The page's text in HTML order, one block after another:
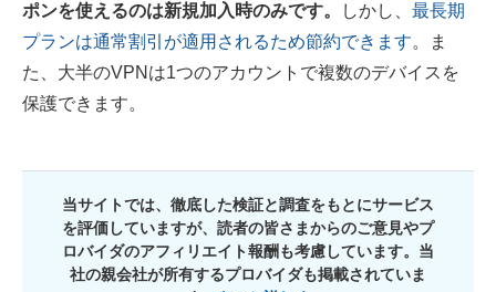
ポンを使えるのは新規加入時のみです。
しかし、 最長期
プランは通常割引が適用されるため節約できます。ま
た、大半のVPNは1つのアカウントで複数のデバイスを
保護できます。
当サイトでは、徹底した検証と調査をもとにサービス
を評価していますが、読者の皆さまからのご意見やプ
ロバイダのアフィリエイト報酬も考慮しています。当
社の親会社が所有するプロバイダも掲載されていま